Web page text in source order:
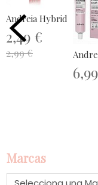
Marcas
Andreia Hybrid Gel -
2,49 €
2,99 €